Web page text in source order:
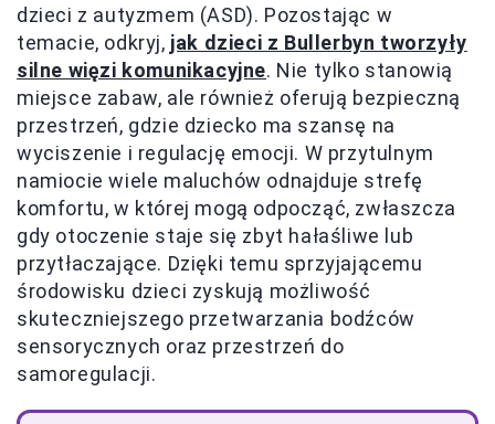
dzieci z autyzmem (ASD). Pozostając w
temacie, odkryj, jak dzieci z Bullerbyn tworzyły
silne więzi komunikacyjne. Nie tylko stanowią
miejsce zabaw, ale również oferują bezpieczną
przestrzeń, gdzie dziecko ma szansę na
wyciszenie i regulację emocji. W przytulnym
namiocie wiele maluchów odnajduje strefę
komfortu, w której mogą odpocząć, zwłaszcza
gdy otoczenie staje się zbyt hałaśliwe lub
przytłaczające. Dzięki temu sprzyjającemu
środowisku dzieci zyskują możliwość
skuteczniejszego przetwarzania bodźców
sensorycznych oraz przestrzeń do
samoregulacji.